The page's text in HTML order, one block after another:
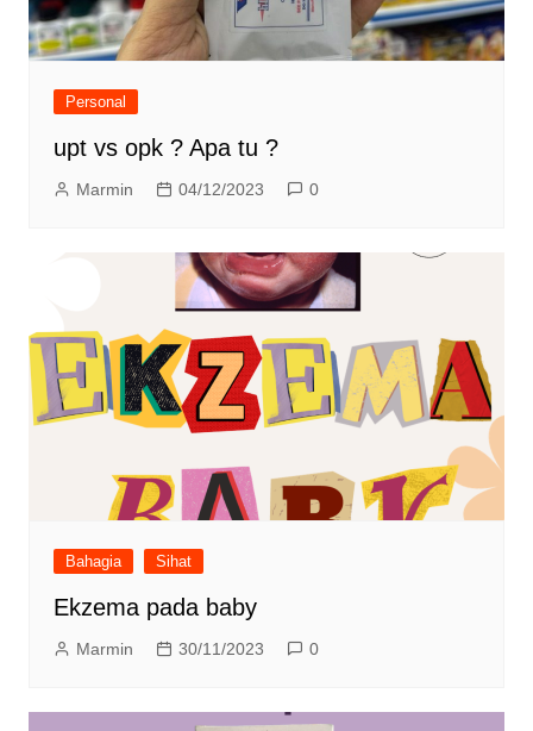
Personal
upt vs opk ? Apa tu ?
Marmin 04/12/2023 0
Bahagia Sihat
Ekzema pada baby
Marmin 30/11/2023 0